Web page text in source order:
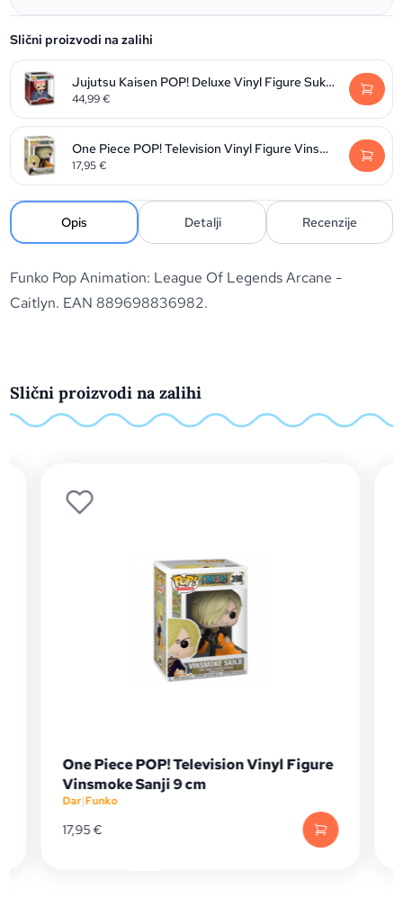
Slični proizvodi na zalihi
Jujutsu Kaisen POP! Deluxe Vinyl Figure Sukuna 9 cm
44,99€
One Piece POP! Television Vinyl Figure Vinsmoke Sanji 9 cm
17,95€
Opis Detalji Recenzije
Funko Pop Animation: League Of Legends Arcane -
Caitlyn. EAN 889698836982.
Slični proizvodi na zalihi
One Piece POP! Television Vinyl Figure
Vinsmoke Sanji 9 cm
|Funko
17,95€